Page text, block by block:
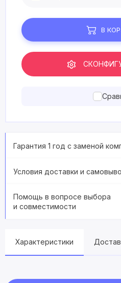
В
Гарантия 1 год с заменой
Условия доставки и
Помощь в вопросе выбора
и совместимости
Характеристики